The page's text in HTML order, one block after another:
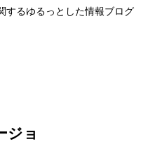
するゆるっとした情報ブログ
ジョ